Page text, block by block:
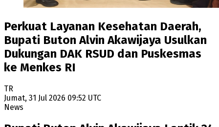
Perkuat Layanan Kesehatan Daerah,
Bupati Buton Alvin Akawijaya Usulkan
Dukungan DAK RSUD dan Puskesmas
ke Menkes RI
TR
Jumat, 31 Jul 2026 09:52 UTC
News